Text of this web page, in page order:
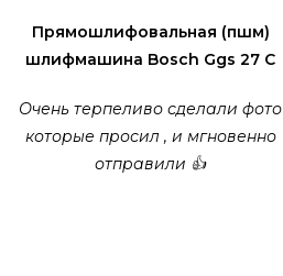
Прямошлифовальная (пшм)
шлифмашина Bosch Ggs 27 C
Очень терпеливо сделали фото
которые просил , и мгновенно
отправили 👍